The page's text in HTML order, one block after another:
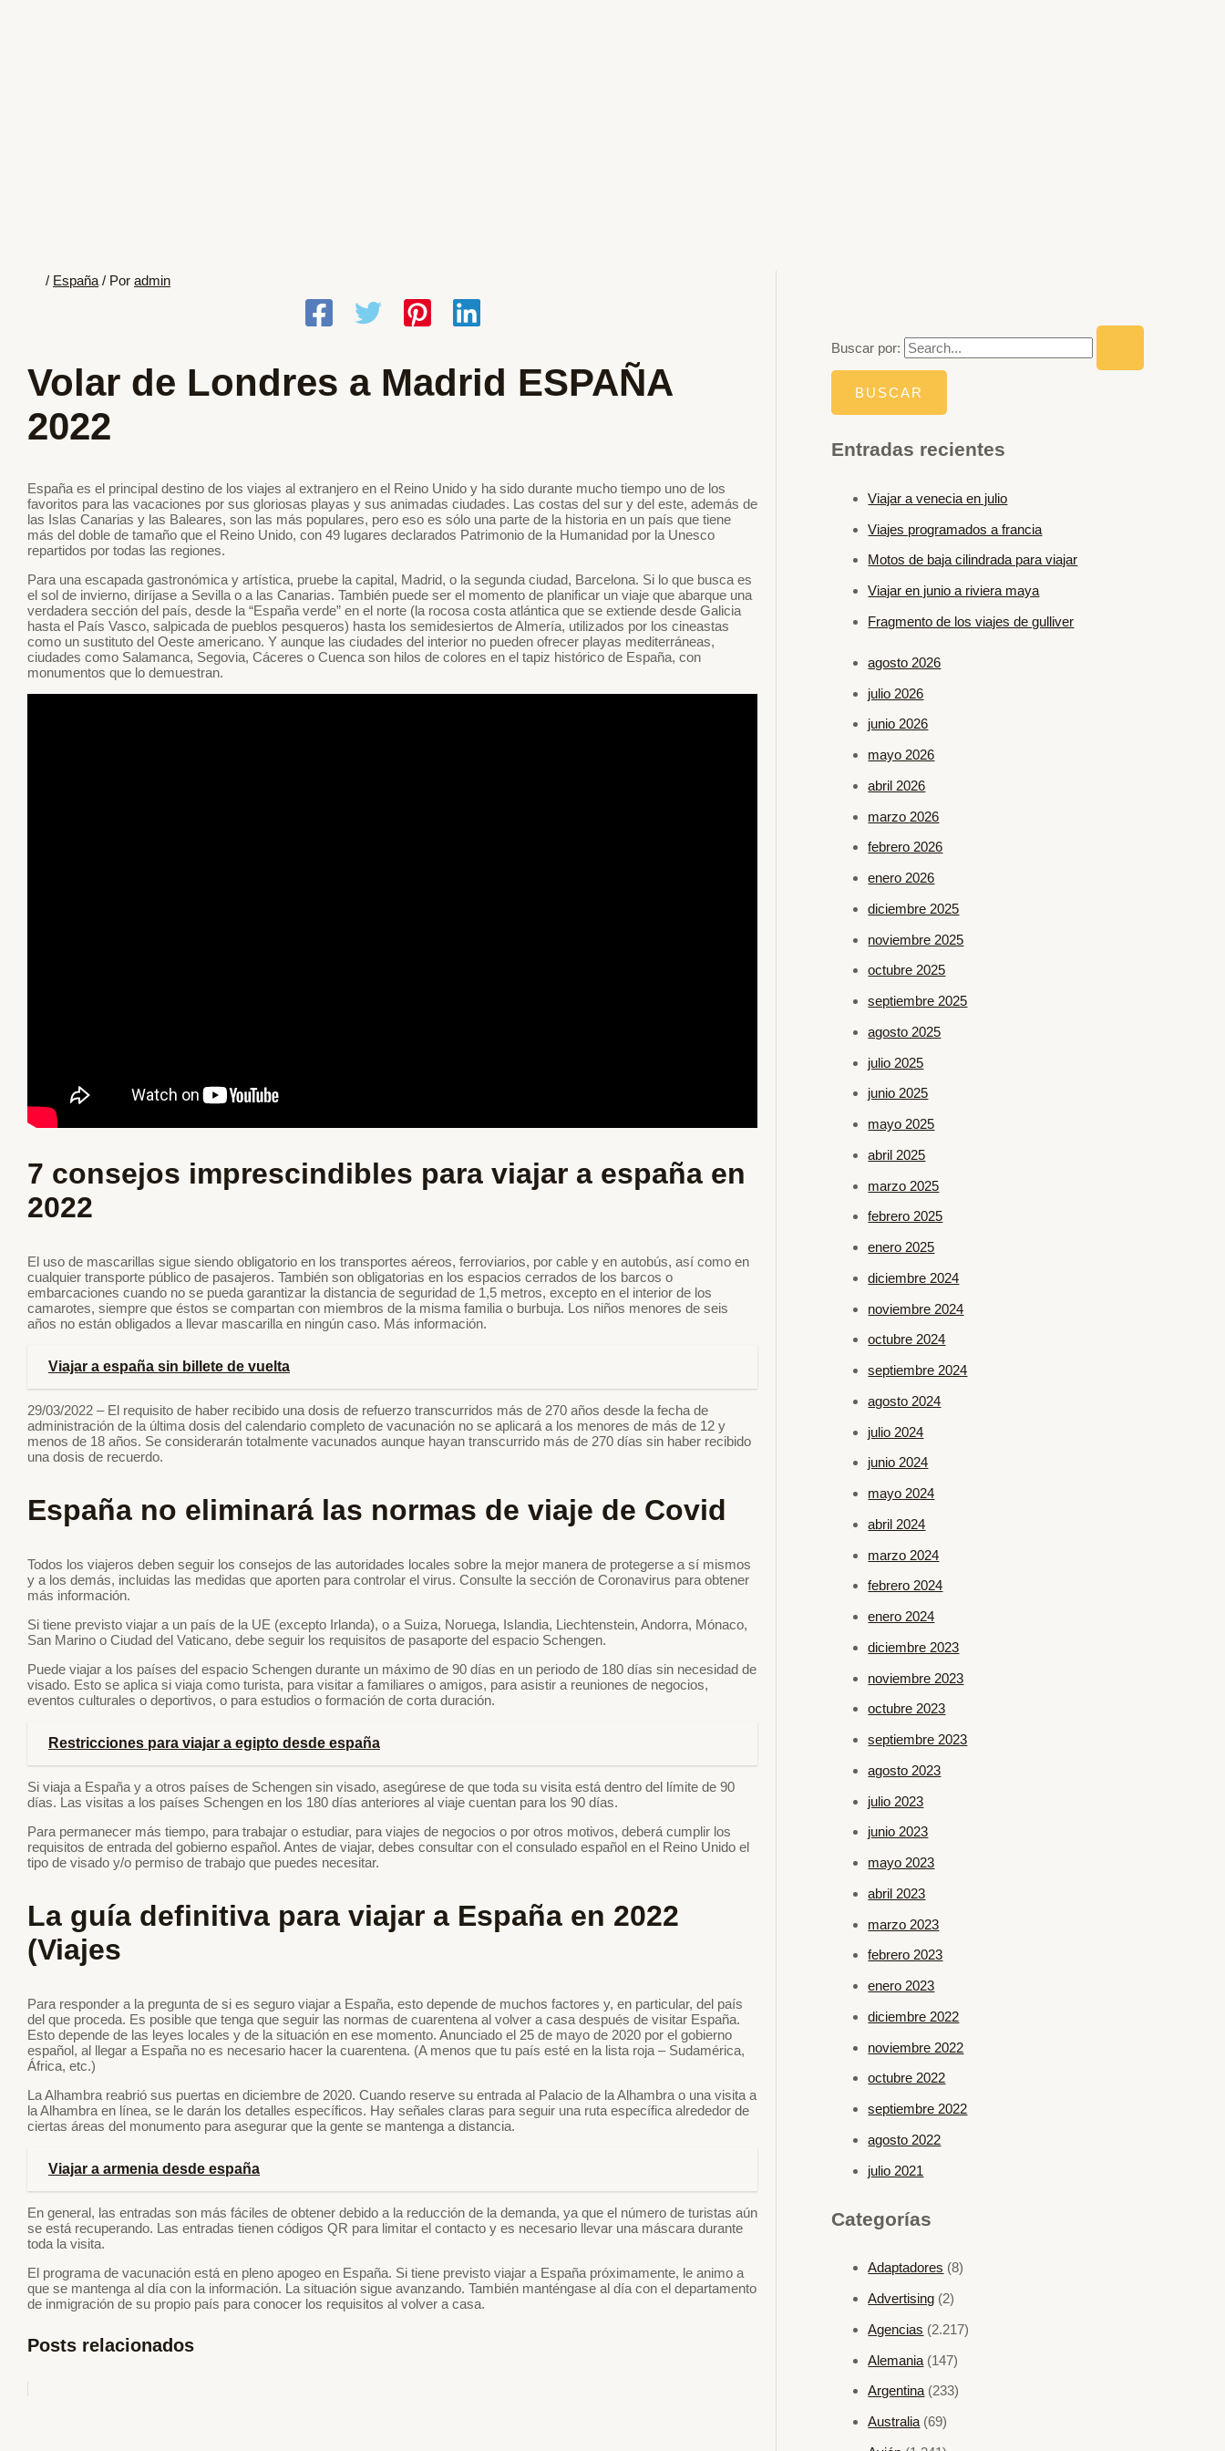
/ España / Por admin
Volar de Londres a Madrid ESPAÑA
2022
España es el principal destino de los viajes al extranjero en el Reino Unido y ha sido durante mucho tiempo uno de los
favoritos para las vacaciones por sus gloriosas playas y sus animadas ciudades. Las costas del sur y del este, además de
las Islas Canarias y las Baleares, son las más populares, pero eso es sólo una parte de la historia en un país que tiene
más del doble de tamaño que el Reino Unido, con 49 lugares declarados Patrimonio de la Humanidad por la Unesco
repartidos por todas las regiones.
Para una escapada gastronómica y artística, pruebe la capital, Madrid, o la segunda ciudad, Barcelona. Si lo que busca es
el sol de invierno, diríjase a Sevilla o a las Canarias. También puede ser el momento de planificar un viaje que abarque una
verdadera sección del país, desde la “España verde” en el norte (la rocosa costa atlántica que se extiende desde Galicia
hasta el País Vasco, salpicada de pueblos pesqueros) hasta los semidesiertos de Almería, utilizados por los cineastas
como un sustituto del Oeste americano. Y aunque las ciudades del interior no pueden ofrecer playas mediterráneas,
ciudades como Salamanca, Segovia, Cáceres o Cuenca son hilos de colores en el tapiz histórico de España, con
monumentos que lo demuestran.
7 consejos imprescindibles para viajar a españa en
2022
El uso de mascarillas sigue siendo obligatorio en los transportes aéreos, ferroviarios, por cable y en autobús, así como en
cualquier transporte público de pasajeros. También son obligatorias en los espacios cerrados de los barcos o
embarcaciones cuando no se pueda garantizar la distancia de seguridad de 1,5 metros, excepto en el interior de los
camarotes, siempre que éstos se compartan con miembros de la misma familia o burbuja. Los niños menores de seis
años no están obligados a llevar mascarilla en ningún caso. Más información.
Viajar a españa sin billete de vuelta
29/03/2022 – El requisito de haber recibido una dosis de refuerzo transcurridos más de 270 años desde la fecha de
administración de la última dosis del calendario completo de vacunación no se aplicará a los menores de más de 12 y
menos de 18 años. Se considerarán totalmente vacunados aunque hayan transcurrido más de 270 días sin haber recibido
una dosis de recuerdo.
España no eliminará las normas de viaje de Covid
Todos los viajeros deben seguir los consejos de las autoridades locales sobre la mejor manera de protegerse a sí mismos
y a los demás, incluidas las medidas que aporten para controlar el virus. Consulte la sección de Coronavirus para obtener
más información.
Si tiene previsto viajar a un país de la UE (excepto Irlanda), o a Suiza, Noruega, Islandia, Liechtenstein, Andorra, Mónaco,
San Marino o Ciudad del Vaticano, debe seguir los requisitos de pasaporte del espacio Schengen.
Puede viajar a los países del espacio Schengen durante un máximo de 90 días en un periodo de 180 días sin necesidad de
visado. Esto se aplica si viaja como turista, para visitar a familiares o amigos, para asistir a reuniones de negocios,
eventos culturales o deportivos, o para estudios o formación de corta duración.
Restricciones para viajar a egipto desde españa
Si viaja a España y a otros países de Schengen sin visado, asegúrese de que toda su visita está dentro del límite de 90
días. Las visitas a los países Schengen en los 180 días anteriores al viaje cuentan para los 90 días.
Para permanecer más tiempo, para trabajar o estudiar, para viajes de negocios o por otros motivos, deberá cumplir los
requisitos de entrada del gobierno español. Antes de viajar, debes consultar con el consulado español en el Reino Unido el
tipo de visado y/o permiso de trabajo que puedes necesitar.
La guía definitiva para viajar a España en 2022
(Viajes
Para responder a la pregunta de si es seguro viajar a España, esto depende de muchos factores y, en particular, del país
del que proceda. Es posible que tenga que seguir las normas de cuarentena al volver a casa después de visitar España.
Esto depende de las leyes locales y de la situación en ese momento. Anunciado el 25 de mayo de 2020 por el gobierno
español, al llegar a España no es necesario hacer la cuarentena. (A menos que tu país esté en la lista roja – Sudamérica,
África, etc.)
La Alhambra reabrió sus puertas en diciembre de 2020. Cuando reserve su entrada al Palacio de la Alhambra o una visita a
la Alhambra en línea, se le darán los detalles específicos. Hay señales claras para seguir una ruta específica alrededor de
ciertas áreas del monumento para asegurar que la gente se mantenga a distancia.
Viajar a armenia desde españa
En general, las entradas son más fáciles de obtener debido a la reducción de la demanda, ya que el número de turistas aún
se está recuperando. Las entradas tienen códigos QR para limitar el contacto y es necesario llevar una máscara durante
toda la visita.
El programa de vacunación está en pleno apogeo en España. Si tiene previsto viajar a España próximamente, le animo a
que se mantenga al día con la información. La situación sigue avanzando. También manténgase al día con el departamento
de inmigración de su propio país para conocer los requisitos al volver a casa.
Posts relacionados
Buscar por:
Entradas recientes
Viajar a venecia en julio
Viajes programados a francia
Motos de baja cilindrada para viajar
Viajar en junio a riviera maya
Fragmento de los viajes de gulliver
agosto 2026
julio 2026
junio 2026
mayo 2026
abril 2026
marzo 2026
febrero 2026
enero 2026
diciembre 2025
noviembre 2025
octubre 2025
septiembre 2025
agosto 2025
julio 2025
junio 2025
mayo 2025
abril 2025
marzo 2025
febrero 2025
enero 2025
diciembre 2024
noviembre 2024
octubre 2024
septiembre 2024
agosto 2024
julio 2024
junio 2024
mayo 2024
abril 2024
marzo 2024
febrero 2024
enero 2024
diciembre 2023
noviembre 2023
octubre 2023
septiembre 2023
agosto 2023
julio 2023
junio 2023
mayo 2023
abril 2023
marzo 2023
febrero 2023
enero 2023
diciembre 2022
noviembre 2022
octubre 2022
septiembre 2022
agosto 2022
julio 2021
Categorías
Adaptadores (8)
Advertising (2)
Agencias (2.217)
Alemania (147)
Argentina(233)
Australia (69)